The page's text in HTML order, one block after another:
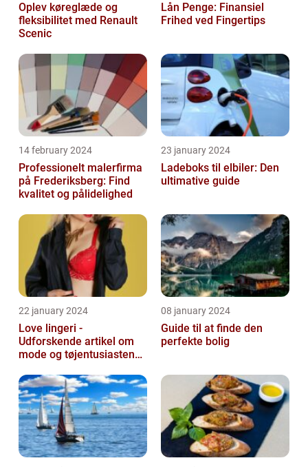
Oplev køreglæde og
fleksibilitet med Renault
Scenic
Lån Penge: Finansiel
Frihed ved Fingertips
14 february 2024
Professionelt malerfirma
på Frederiksberg: Find
kvalitet og pålidelighed
23 january 2024
Ladeboks til elbiler: Den
ultimative guide
22 january 2024
Love lingeri -
Udforskende artikel om
mode og tøjentusiastens
08 january 2024
Guide til at finde den
perfekte bolig